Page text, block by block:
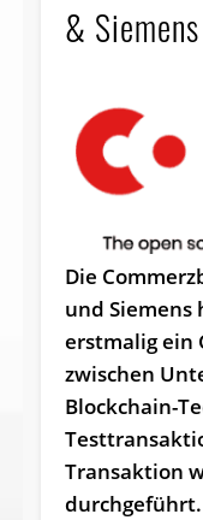
& Siemens
Die
und
erstmalig ein
zwischen
Blockchain-
Transaktion